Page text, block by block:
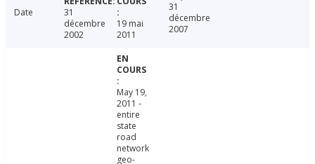
Date
31
décembre
2002
19 mai
2011
31
décembre
2007
May 19,
2011 -
entire
state
road
network
geo-